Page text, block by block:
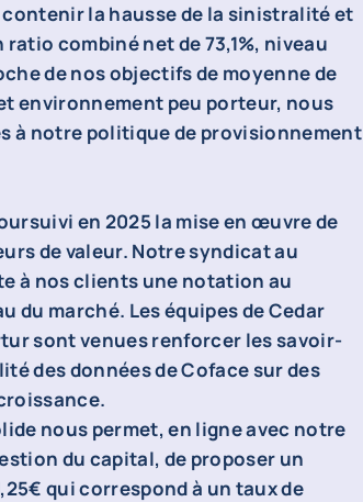
la hausse de la sinistralité et
ratio combiné net de 73,1%, niveau
de nos objectifs de moyenne de
environnement peu porteur, nous
à notre politique de provisionnement
en 2025 la mise en œuvre de
de valeur. Notre syndicat au
à nos clients une notation au
du marché. Les équipes de Cedar
sont venues renforcer les savoir-
des données de Coface sur des
nous permet, en ligne avec notre
du capital, de proposer un
qui correspond à un taux de